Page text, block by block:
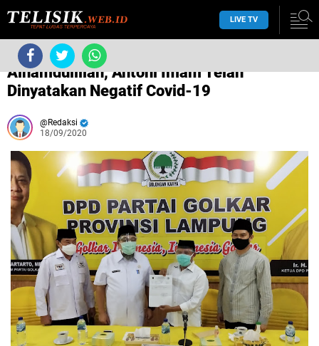
LIVE TV
/antoni imam/ /
Alhamdulillah, Antoni Imam Telah
Dinyatakan Negatif Covid-19
Redaksi
18/09/2020